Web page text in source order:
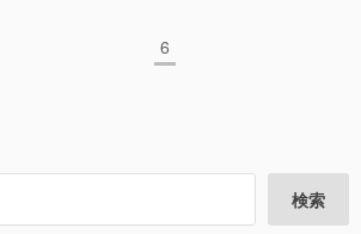
の
ペ
ー
6
検索